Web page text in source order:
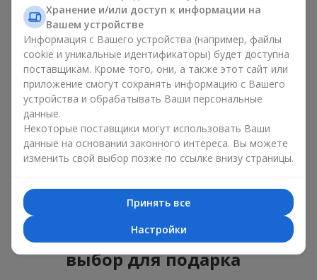
Длякорпоративного мероприятияподойдёт
премиальный подарок: здесь коробка с цветами и
сладостями дополняется изысканными каллами,
герберамиилиорхидеямии элитными сладостями;
Нежные букеты изэустомы, тюльпановили
альстромериихорошо сочетаются с конфетами
Merci, поддерживая нежную подачу и лёгкое
настроение — как
ребёнка или ко Дню всех влюблённых.
Мы поможем вам подобрать лучшее сочетание цветочного
микса и сладостей под ваш повод и оформим подарок —
Коробка с цветами и
сладостями — ваш лучший
выбор для подарка
Хранение и/или доступ к информации на
Вашем устройстве
Информация с Вашего устройства (например, файлы
cookie и уникальные идентификаторы) будет доступна
поставщикам. Кроме того, они, а также этот сайт или
приложение смогут сохранять информацию с Вашего
устройства и обрабатывать Ваши персональные
данные.
Некоторые поставщики могут использовать Ваши
данные на основании законного интереса. Вы можете
изменить свой выбор позже по ссылке внизу страницы.
Принять все
Настройки